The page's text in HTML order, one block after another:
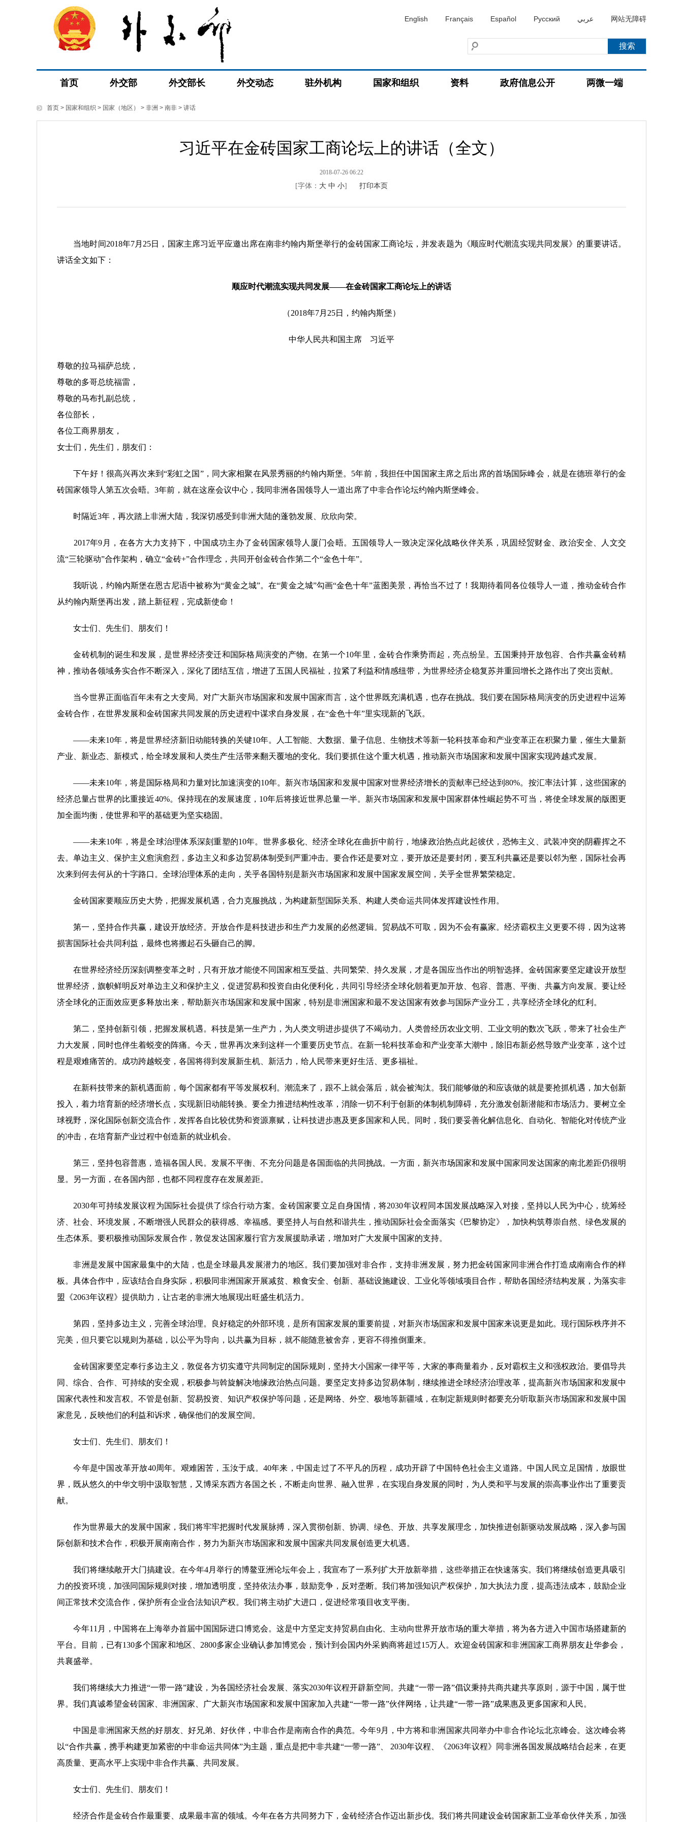
English Français Español Русский عربي 网站无障碍
首页 外交部 外交部长 外交动态 驻外机构 国家和组织 资料 政府信息公开 两微一端
首页 > 国家和组织 > 国家（地区） > 非洲 > 南非 > 讲话
习近平在金砖国家工商论坛上的讲话（全文）
2018-07-26 06:22
[字体： 大 中 小] 打印本页
当地时间2018年7月25日，国家主席习近平应邀出席在南非约翰内斯堡举行的金砖国家工商论坛，并发表题为《顺应时代潮流实现共同发展》的重要讲话。
讲话全文如下：
顺应时代潮流实现共同发展——在金砖国家工商论坛上的讲话
（2018年7月25日，约翰内斯堡）
中华人民共和国主席 习近平
尊敬的拉马福萨总统，
尊敬的多哥总统福雷，
尊敬的马布扎副总统，
各位部长，
各位工商界朋友，
女士们，先生们，朋友们：
下午好！很高兴再次来到“彩虹之国”，同大家相聚在风景秀丽的约翰内斯堡。5年前，我担任中国国家主席之后出席的首场国际峰会，就是在德班举行的金
砖国家领导人第五次会晤。3年前，就在这座会议中心，我同非洲各国领导人一道出席了中非合作论坛约翰内斯堡峰会。
时隔近3年，再次踏上非洲大陆，我深切感受到非洲大陆的蓬勃发展、欣欣向荣。
2017年9月，在各方大力支持下，中国成功主办了金砖国家领导人厦门会晤。五国领导人一致决定深化战略伙伴关系，巩固经贸财金、政治安全、人文交
流“三轮驱动”合作架构，确立“金砖+”合作理念，共同开创金砖合作第二个“金色十年”。
我听说，约翰内斯堡在恩古尼语中被称为“黄金之城”。在“黄金之城”勾画“金色十年”蓝图美景，再恰当不过了！我期待着同各位领导人一道，推动金砖合作
从约翰内斯堡再出发，踏上新征程，完成新使命！
女士们、先生们、朋友们！
金砖机制的诞生和发展，是世界经济变迁和国际格局演变的产物。在第一个10年里，金砖合作乘势而起，亮点纷呈。五国秉持开放包容、合作共赢金砖精
神，推动各领域务实合作不断深入，深化了团结互信，增进了五国人民福祉，拉紧了利益和情感纽带，为世界经济企稳复苏并重回增长之路作出了突出贡献。
当今世界正面临百年未有之大变局。对广大新兴市场国家和发展中国家而言，这个世界既充满机遇，也存在挑战。我们要在国际格局演变的历史进程中运筹
金砖合作，在世界发展和金砖国家共同发展的历史进程中谋求自身发展，在“金色十年”里实现新的飞跃。
——未来10年，将是世界经济新旧动能转换的关键10年。人工智能、大数据、量子信息、生物技术等新一轮科技革命和产业变革正在积聚力量，催生大量新
产业、新业态、新模式，给全球发展和人类生产生活带来翻天覆地的变化。我们要抓住这个重大机遇，推动新兴市场国家和发展中国家实现跨越式发展。
——未来10年，将是国际格局和力量对比加速演变的10年。新兴市场国家和发展中国家对世界经济增长的贡献率已经达到80%。按汇率法计算，这些国家的
经济总量占世界的比重接近40%。保持现在的发展速度，10年后将接近世界总量一半。新兴市场国家和发展中国家群体性崛起势不可当，将使全球发展的版图更
加全面均衡，使世界和平的基础更为坚实稳固。
——未来10年，将是全球治理体系深刻重塑的10年。世界多极化、经济全球化在曲折中前行，地缘政治热点此起彼伏，恐怖主义、武装冲突的阴霾挥之不
去。单边主义、保护主义愈演愈烈，多边主义和多边贸易体制受到严重冲击。要合作还是要对立，要开放还是要封闭，要互利共赢还是要以邻为壑，国际社会再
次来到何去何从的十字路口。全球治理体系的走向，关乎各国特别是新兴市场国家和发展中国家发展空间，关乎全世界繁荣稳定。
金砖国家要顺应历史大势，把握发展机遇，合力克服挑战，为构建新型国际关系、构建人类命运共同体发挥建设性作用。
第一，坚持合作共赢，建设开放经济。开放合作是科技进步和生产力发展的必然逻辑。贸易战不可取，因为不会有赢家。经济霸权主义更要不得，因为这将
损害国际社会共同利益，最终也将搬起石头砸自己的脚。
在世界经济经历深刻调整变革之时，只有开放才能使不同国家相互受益、共同繁荣、持久发展，才是各国应当作出的明智选择。金砖国家要坚定建设开放型
世界经济，旗帜鲜明反对单边主义和保护主义，促进贸易和投资自由化便利化，共同引导经济全球化朝着更加开放、包容、普惠、平衡、共赢方向发展。要让经
济全球化的正面效应更多释放出来，帮助新兴市场国家和发展中国家，特别是非洲国家和最不发达国家有效参与国际产业分工，共享经济全球化的红利。
第二，坚持创新引领，把握发展机遇。科技是第一生产力，为人类文明进步提供了不竭动力。人类曾经历农业文明、工业文明的数次飞跃，带来了社会生产
力大发展，同时也伴生着蜕变的阵痛。今天，世界再次来到这样一个重要历史节点。在新一轮科技革命和产业变革大潮中，除旧布新必然导致产业变革，这个过
程是艰难痛苦的。成功跨越蜕变，各国将得到发展新生机、新活力，给人民带来更好生活、更多福祉。
在新科技带来的新机遇面前，每个国家都有平等发展权利。潮流来了，跟不上就会落后，就会被淘汰。我们能够做的和应该做的就是要抢抓机遇，加大创新
投入，着力培育新的经济增长点，实现新旧动能转换。要全力推进结构性改革，消除一切不利于创新的体制机制障碍，充分激发创新潜能和市场活力。要树立全
球视野，深化国际创新交流合作，发挥各自比较优势和资源禀赋，让科技进步惠及更多国家和人民。同时，我们要妥善化解信息化、自动化、智能化对传统产业
的冲击，在培育新产业过程中创造新的就业机会。
第三，坚持包容普惠，造福各国人民。发展不平衡、不充分问题是各国面临的共同挑战。一方面，新兴市场国家和发展中国家同发达国家的南北差距仍很明
显。另一方面，在各国内部，也都不同程度存在发展差距。
2030年可持续发展议程为国际社会提供了综合行动方案。金砖国家要立足自身国情，将2030年议程同本国发展战略深入对接，坚持以人民为中心，统筹经
济、社会、环境发展，不断增强人民群众的获得感、幸福感。要坚持人与自然和谐共生，推动国际社会全面落实《巴黎协定》，加快构筑尊崇自然、绿色发展的
生态体系。要积极推动国际发展合作，敦促发达国家履行官方发展援助承诺，增加对广大发展中国家的支持。
非洲是发展中国家最集中的大陆，也是全球最具发展潜力的地区。我们要加强对非合作，支持非洲发展，努力把金砖国家同非洲合作打造成南南合作的样
板。具体合作中，应该结合自身实际，积极同非洲国家开展减贫、粮食安全、创新、基础设施建设、工业化等领域项目合作，帮助各国经济结构发展，为落实非
盟《2063年议程》提供助力，让古老的非洲大地展现出旺盛生机活力。
第四，坚持多边主义，完善全球治理。良好稳定的外部环境，是所有国家发展的重要前提，对新兴市场国家和发展中国家来说更是如此。现行国际秩序并不
完美，但只要它以规则为基础，以公平为导向，以共赢为目标，就不能随意被舍弃，更容不得推倒重来。
金砖国家要坚定奉行多边主义，敦促各方切实遵守共同制定的国际规则，坚持大小国家一律平等，大家的事商量着办，反对霸权主义和强权政治。要倡导共
同、综合、合作、可持续的安全观，积极参与斡旋解决地缘政治热点问题。要坚定支持多边贸易体制，继续推进全球经济治理改革，提高新兴市场国家和发展中
国家代表性和发言权。不管是创新、贸易投资、知识产权保护等问题，还是网络、外空、极地等新疆域，在制定新规则时都要充分听取新兴市场国家和发展中国
家意见，反映他们的利益和诉求，确保他们的发展空间。
女士们、先生们、朋友们！
今年是中国改革开放40周年。艰难困苦，玉汝于成。40年来，中国走过了不平凡的历程，成功开辟了中国特色社会主义道路。中国人民立足国情，放眼世
界，既从悠久的中华文明中汲取智慧，又博采东西方各国之长，不断走向世界、融入世界，在实现自身发展的同时，为人类和平与发展的崇高事业作出了重要贡
献。
作为世界最大的发展中国家，我们将牢牢把握时代发展脉搏，深入贯彻创新、协调、绿色、开放、共享发展理念，加快推进创新驱动发展战略，深入参与国
际创新和技术合作，积极开展南南合作，努力为新兴市场国家和发展中国家共同发展创造更大机遇。
我们将继续敞开大门搞建设。在今年4月举行的博鳌亚洲论坛年会上，我宣布了一系列扩大开放新举措，这些举措正在快速落实。我们将继续创造更具吸引
力的投资环境，加强同国际规则对接，增加透明度，坚持依法办事，鼓励竞争，反对垄断。我们将加强知识产权保护，加大执法力度，提高违法成本，鼓励企业
间正常技术交流合作，保护所有企业合法知识产权。我们将主动扩大进口，促进经常项目收支平衡。
今年11月，中国将在上海举办首届中国国际进口博览会。这是中方坚定支持贸易自由化、主动向世界开放市场的重大举措，将为各方进入中国市场搭建新的
平台。目前，已有130多个国家和地区、2800多家企业确认参加博览会，预计到会国内外采购商将超过15万人。欢迎金砖国家和非洲国家工商界朋友赴华参会，
共襄盛举。
我们将继续大力推进“一带一路”建设，为各国经济社会发展、落实2030年议程开辟新空间。共建“一带一路”倡议秉持共商共建共享原则，源于中国，属于世
界。我们真诚希望金砖国家、非洲国家、广大新兴市场国家和发展中国家加入共建“一带一路”伙伴网络，让共建“一带一路”成果惠及更多国家和人民。
中国是非洲国家天然的好朋友、好兄弟、好伙伴，中非合作是南南合作的典范。今年9月，中方将和非洲国家共同举办中非合作论坛北京峰会。这次峰会将
以“合作共赢，携手构建更加紧密的中非命运共同体”为主题，重点是把中非共建“一带一路”、 2030年议程、《2063年议程》同非洲各国发展战略结合起来，在更
高质量、更高水平上实现中非合作共赢、共同发展。
女士们、先生们、朋友们！
经济合作是金砖合作最重要、成果最丰富的领域。今年在各方共同努力下，金砖经济合作迈出新步伐。我们将共同建设金砖国家新工业革命伙伴关系，加强